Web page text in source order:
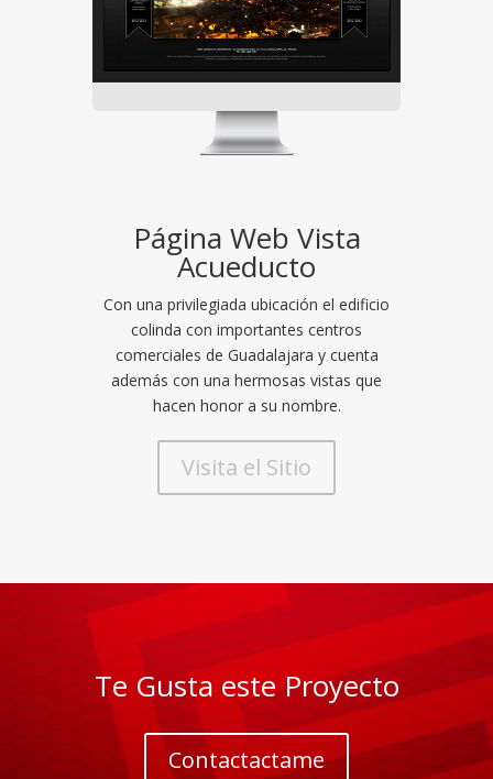
Página Web Vista
Acueducto
Con una privilegiada ubicación el edificio
colinda con importantes centros
comerciales de Guadalajara y cuenta
además con una hermosas vistas que
hacen honor a su nombre.
Visita el Sitio
Te Gusta este Proyecto
Contactactame